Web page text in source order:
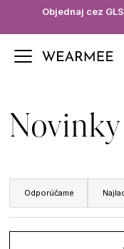
Objednaj cez
Novinky
R
a
Odporúčame
k
Späť
Späť
o
o